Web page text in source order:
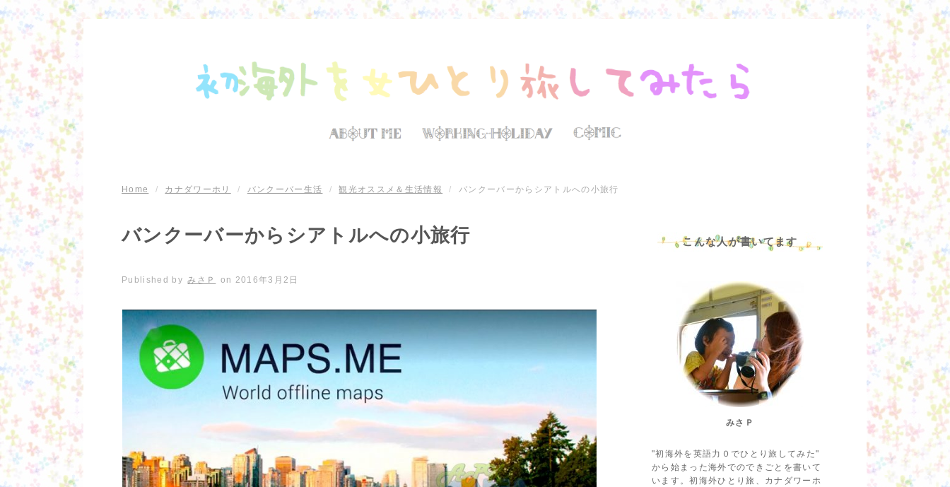
Home / カナダワーホリ / バンクーバー生活 / 観光オススメ＆生活情報 / バンクーバーからシアトルへの小旅行
バンクーバーからシアトルへの小旅行
Published by みさＰ on 2016年3月2日
こんな人が書いてます
みさＰ
"初海外を英語力０でひとり旅してみた"
から始まった海外でのできごとを書いて
います。初海外ひとり旅、カナダワーホ